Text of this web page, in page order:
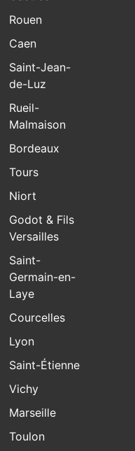
Rouen
Caen
Saint-Jean-
de-Luz
Rueil-
Malmaison
Bordeaux
Tours
Niort
Godot & Fils
Versailles
Saint-
Germain-en-
Laye
Courcelles
Lyon
Saint-Étienne
Vichy
Marseille
Toulon